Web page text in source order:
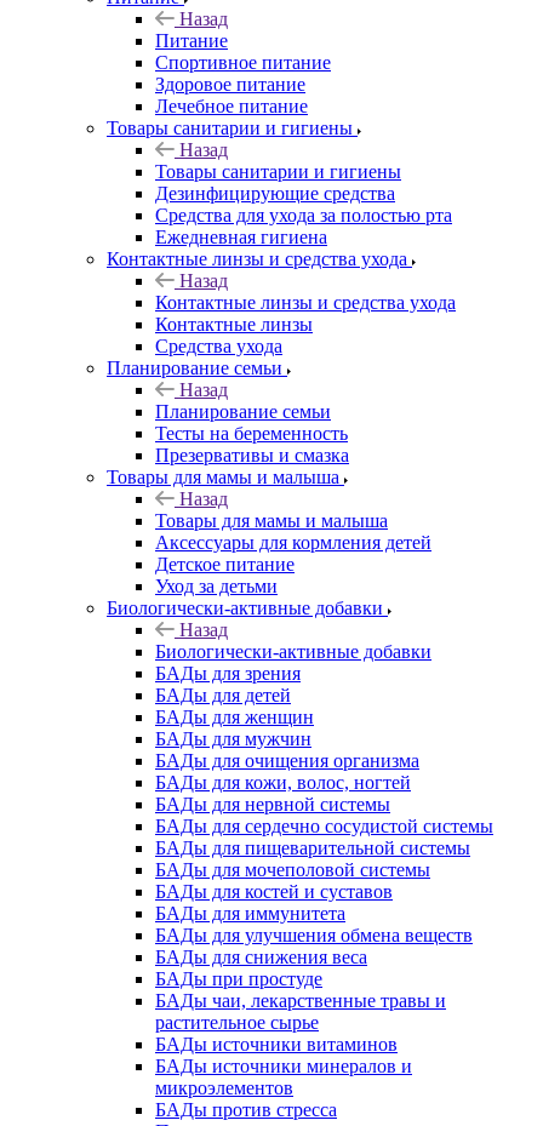
Назад
Питание
Спортивное питание
Здоровое питание
Лечебное питание
Товары санитарии и гигиены
Назад
Товары санитарии и гигиены
Дезинфицирующие средства
Средства для ухода за полостью рта
Ежедневная гигиена
Контактные линзы и средства ухода
Назад
Контактные линзы и средства ухода
Контактные линзы
Средства ухода
Планирование семьи
Назад
Планирование семьи
Тесты на беременность
Презервативы и смазка
Товары для мамы и малыша
Назад
Товары для мамы и малыша
Аксессуары для кормления детей
Детское питание
Уход за детьми
Биологически-активные добавки
Назад
Биологически-активные добавки
БАДы для зрения
БАДы для детей
БАДы для женщин
БАДы для мужчин
БАДы для очищения организма
БАДы для кожи, волос, ногтей
БАДы для нервной системы
БАДы для сердечно сосудистой системы
БАДы для пищеварительной системы
БАДы для мочеполовой системы
БАДы для костей и суставов
БАДы для иммунитета
БАДы для улучшения обмена веществ
БАДы для снижения веса
БАДы при простуде
БАДы чаи, лекарственные травы и
растительное сырье
БАДы источники витаминов
БАДы источники минералов и
микроэлементов
БАДы против стресса